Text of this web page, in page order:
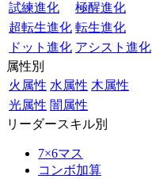
試練進化
極醒進化
超転生進化 転生進化
ドット進化 アシスト進化
属性別
火属性 水属性 木属性
光属性 闇属性
リーダースキル別
7×6マス
コンボ加算